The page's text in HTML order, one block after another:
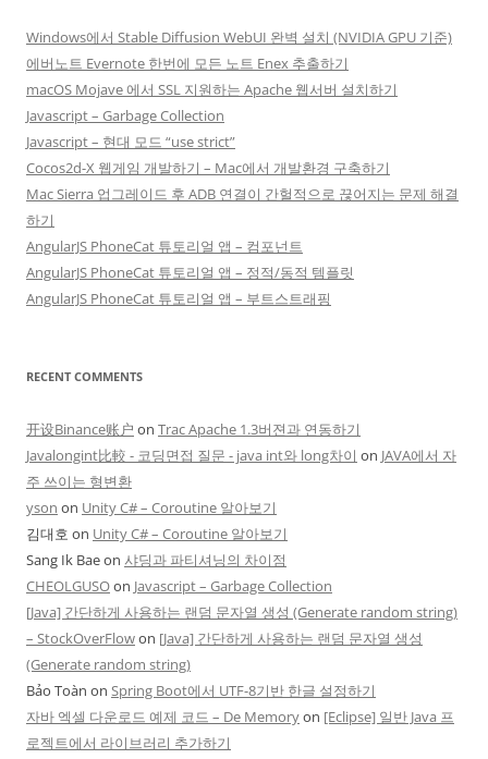
Windows에서 Stable Diffusion WebUI 완벽 설치 (NVIDIA GPU 기준)
에버노트 Evernote 한번에 모든 노트 Enex 추출하기
macOS Mojave 에서 SSL 지원하는 Apache 웹서버 설치하기
Javascript – Garbage Collection
Javascript – 현대 모드 “use strict”
Cocos2d-X 웹게임 개발하기 – Mac에서 개발환경 구축하기
Mac Sierra 업그레이드 후 ADB 연결이 간헐적으로 끊어지는 문제 해결
하기
AngularJS PhoneCat 튜토리얼 앱 – 컴포넌트
AngularJS PhoneCat 튜토리얼 앱 – 정적/동적 템플릿
AngularJS PhoneCat 튜토리얼 앱 – 부트스트래핑
RECENT COMMENTS
开设Binance账户 on Trac Apache 1.3버젼과 연동하기
Javalongint比較 - 코딩면접 질문 - java int와 long차이 on JAVA에서 자
주 쓰이는 형변환
yson on Unity C# – Coroutine 알아보기
김대호 on Unity C# – Coroutine 알아보기
Sang Ik Baeon 샤딩과 파티셔닝의 차이점
CHEOLGUSOon Javascript – Garbage Collection
[Java] 간단하게 사용하는 랜덤 문자열 생성 (Generate random string)
– StockOverFlowon [Java] 간단하게 사용하는 랜덤 문자열 생성
(Generate random string)
Bảo Toàn on Spring Boot에서 UTF-8기반 한글 설정하기
자바 엑셀 다운로드 예제 코드 – De Memoryon [Eclipse] 일반 Java 프
로젝트에서 라이브러리 추가하기